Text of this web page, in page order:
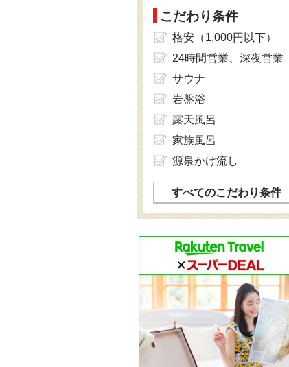
こだわり条件
格安（1,000円以下）
24時間営業、深夜営業
サウナ
岩盤浴
露天風呂
家族風呂
源泉かけ流し
すべてのこだわり条件